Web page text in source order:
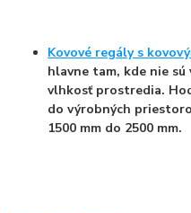
Kovové regály s
hlavne tam, kde nie
vlhkosť prostredia.
do výrobných
1500 mm do 2500 mm.